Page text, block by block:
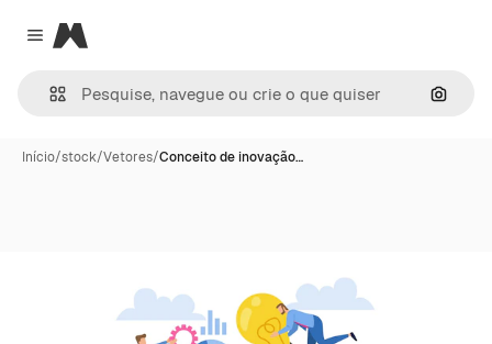
Close menu
Magnific
Início/stock/Vetores/Conceito de inovação…